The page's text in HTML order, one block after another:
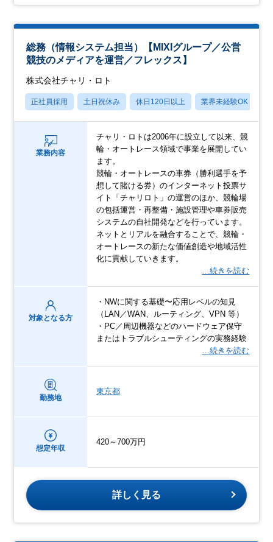
総務（情報システム担当）【MIXIグループ／公営
競技のメディアを運営／フレックス】
株式会社チャリ・ロト
正社員採用 土日祝休み 休日120日以上 業界未経験OK
業務内容
チャリ・ロトは2006年に設立して以来、競
輪・オートレース領域で事業を展開してい
ます。
競輪・オートレースの車券（勝利選手を予
想して賭ける券）のインターネット投票サ
イト「チャリロト」の運営のほか、競輪場
の包括運営・再整備・施設管理や車券販売
システムの自社開発などを行っています。
ネットとリアルを融合することで、競輪・
オートレースの新たな価値創造や地域活性
化に貢献していきます。
…続きを読む
対象となる方
・NWに関する基礎〜応用レベルの知見
（LAN／WAN、ルーティング、VPN 等）
・PC／周辺機器などのハードウェア保守
またはトラブルシューティングの実務経験
…続きを読む
勤務地
東京都
想定年収
420～700万円
詳しく見る